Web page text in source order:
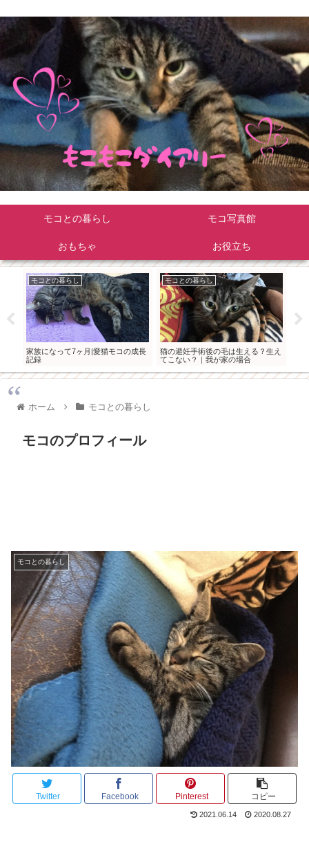
モコとの暮らし モコ写真館
おもちゃ お役立ち
モコとの暮らし
家族になって7ヶ月|愛猫モコの成長
記録
モコとの暮らし
猫の避妊手術後の毛は生える？生え
てこない？｜我が家の場合
ホーム モコとの暮らし
モコのプロフィール
モコとの暮らし
Twitter Facebook Pinterest コピー
2021.06.14 2020.08.27